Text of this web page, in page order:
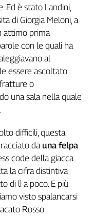
Ed è stato Landini,
di Giorgia Meloni, a
attimo prima
con le quali ha
al
essere ascoltato
o
una sala nella quale
difficili, questa
da una felpa
code della giacca
la cifra distintiva
di lì a poco. E più
visto spalancarsi
Rosso.